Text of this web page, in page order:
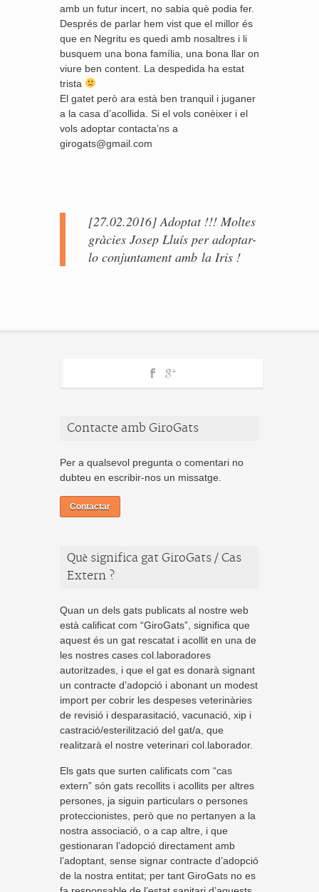
amb un futur incert, no sabia què podia fer.
Després de parlar hem vist que el millor és
que en Negritu es quedi amb nosaltres i li
busquem una bona família, una bona llar on
viure ben content. La despedida ha estat
trista
El gatet però ara està ben tranquil i juganer
a la casa d’acollida. Si el vols conèixer i el
vols adoptar contacta’ns a
girogats@gmail.com
[27.02.2016] Adoptat !!! Moltes
gràcies Josep Lluís per adoptar-
lo conjuntament amb la Iris !
Contacte amb GiroGats
Per a qualsevol pregunta o comentari no
dubteu en escribir-nos un missatge.
Contactar
Què significa gat GiroGats / Cas
Extern ?
Quan un dels gats publicats al nostre web
està calificat com “GiroGats”, significa que
aquest és un gat rescatat i acollit en una de
les nostres cases col.laboradores
autoritzades, i que el gat es donarà signant
un contracte d’adopció i abonant un modest
import per cobrir les despeses veterinàries
de revisió i desparasitació, vacunació, xip i
castració/esterilització del gat/a, que
realitzarà el nostre veterinari col.laborador.
Els gats que surten calificats com “cas
extern” són gats recollits i acollits per altres
persones, ja siguin particulars o persones
proteccionistes, però que no pertanyen a la
nostra associació, o a cap altre, i que
gestionaran l’adopció directament amb
l’adoptant, sense signar contracte d’adopció
de la nostra entitat; per tant GiroGats no es